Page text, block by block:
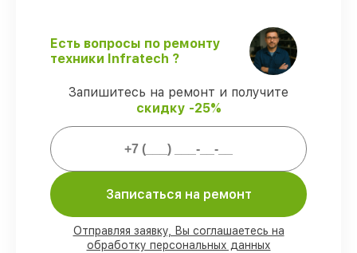
оптического прицела Infratech IT-404CP
без задержек.
Гарантийное сопровождение– все
ремонтные услуги и комплектующие
защищены официальной гарантией
Мы гарантируем:
заказов закрываем в вашем
присутствии
90%комплектующих Infratech имеются
на складе в Санкт-Петербурге,
Есть вопросы по ремонту
техники Infratech ?
Запишитесь на ремонт и получите
скидку -25%
Записаться на ремонт
Отправляя заявку, Вы соглашаетесь на
обработку персональных данных